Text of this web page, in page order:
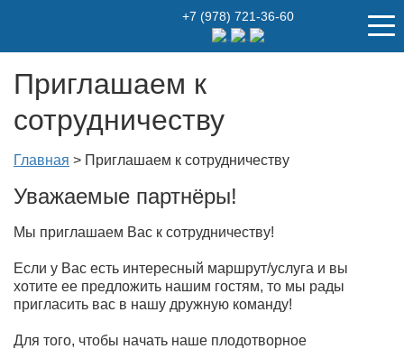
+7 (978) 721-36-60
Приглашаем к
сотрудничеству
Главная > Приглашаем к сотрудничеству
Уважаемые партнёры!
Мы приглашаем Вас к сотрудничеству!
Если у Вас есть интересный маршрут/услуга и вы
хотите ее предложить нашим гостям, то мы рады
пригласить вас в нашу дружную команду!
Для того, чтобы начать наше плодотворное